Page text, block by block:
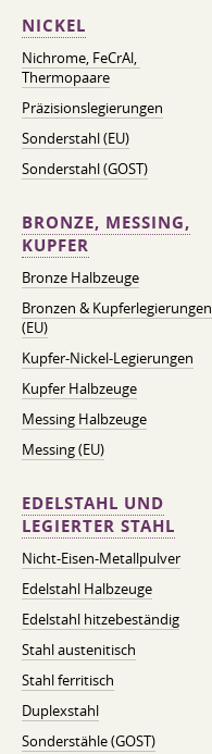
NICKEL
Nichrome, FeСrAl, ​​
Thermopaare
Präzisionslegierungen
Sonderstahl (EU)
Sonderstahl (GOST)
BRONZE, MESSING,
KUPFER
Bronze Halbzeuge
Bronzen & Kupferlegierungen
(EU)
Kupfer-Nickel-Legierungen
Kupfer Halbzeuge
Messing Halbzeuge
Messing (EU)
EDELSTAHL UND
LEGIERTER STAHL
Nicht-Eisen-Metallpulver
Edelstahl Halbzeuge
Edelstahl hitzebeständig
Stahl austenitisch
Stahl ferritisch
Duplexstahl
Sonderstähle (GOST)